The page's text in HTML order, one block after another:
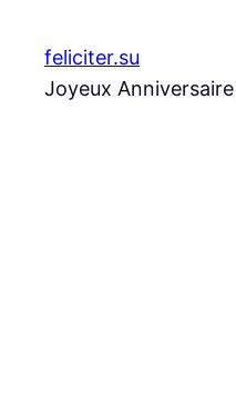
contenu
feliciter.su
Joyeux Anniversaire